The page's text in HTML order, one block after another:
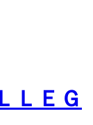
ＬＥＧ